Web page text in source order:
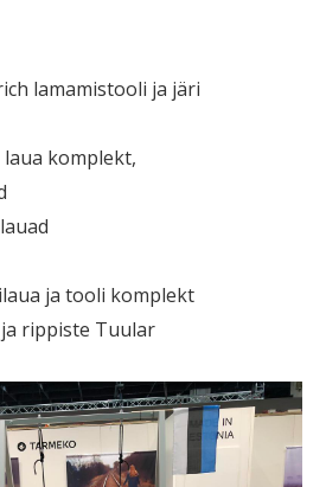
lamamistooli ja järi
komplekt,
ja tooli komplekt
rippiste Tuular